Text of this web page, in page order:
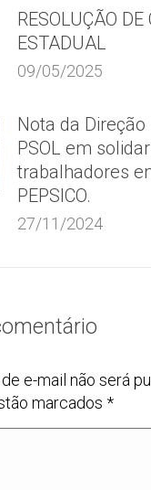
RESOLUÇÃO
ESTADUAL
09/05/2025
Nota da
PSOL em
trabalhadores
PEPSICO.
27/11/2024
e-mail não será
marcados *